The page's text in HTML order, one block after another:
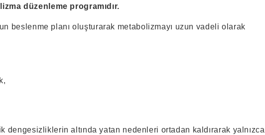
düzenleme programıdır.
beslenme planı oluşturarak metabolizmayı uzun vadeli olarak
dengesizliklerin altında yatan nedenleri ortadan kaldırarak yalnızca